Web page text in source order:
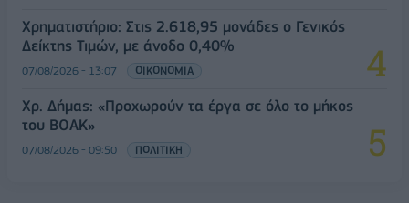
Χρηματιστήριο: Στις 2.618,95 μονάδες ο Γενικός
Δείκτης Τιμών, με άνοδο 0,40%
07/08/2026 - 13:07 ΟΙΚΟΝΟΜΙΑ
Χρ. Δήμας: «Προχωρούν τα έργα σε όλο το μήκος
του ΒΟΑΚ»
07/08/2026 - 09:50 ΠΟΛΙΤΙΚΗ